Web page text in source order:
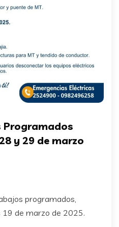
y 29 de marzo
programados,
de marzo de 2025.